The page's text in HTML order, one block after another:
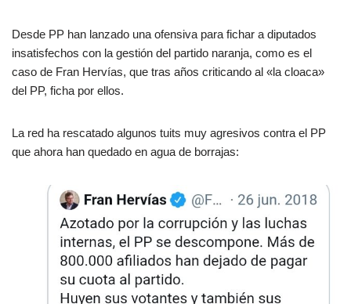
Desde PP han lanzado una ofensiva para fichar a diputados
insatisfechos con la gestión del partido naranja, como es el
caso de Fran Hervías, que tras años criticando al «la cloaca»
del PP, ficha por ellos.
La red ha rescatado algunos tuits muy agresivos contra el PP
que ahora han quedado en agua de borrajas: